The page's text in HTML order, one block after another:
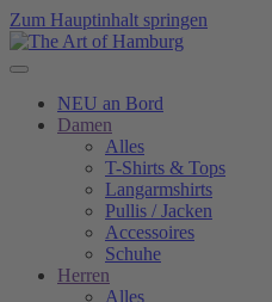
Zum Hauptinhalt springen
NEU an Bord
Damen
Alles
T-Shirts & Tops
Langarmshirts
Pullis / Jacken
Accessoires
Schuhe
Herren
Alles